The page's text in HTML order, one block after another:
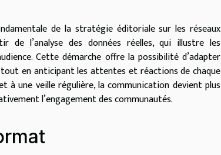
de la stratégie éditoriale sur les réseaux
l’analyse des données réelles, qui illustre les
Cette démarche offre la possibilité d’adapter
en anticipant les attentes et réactions de chaque
à une veille régulière, la communication devient plus
l’engagement des communautés.